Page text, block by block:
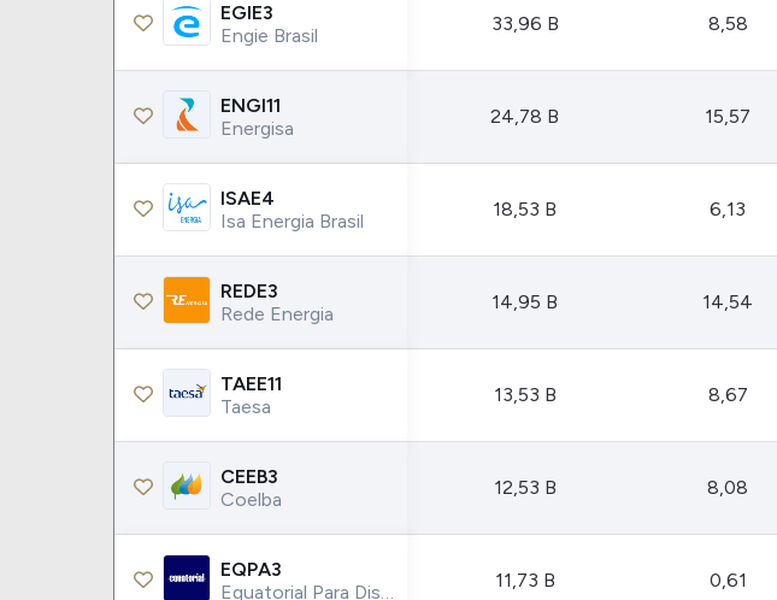
EGIE3
Engie Brasil
33,96 B 8,58
ENGI11
Energisa
24,78 B 15,57
ISAE4
Isa Energia Brasil
18,53 B 6,13
REDE3
Rede Energia
14,95 B 14,54
TAEE11
Taesa
13,53 B 8,67
CEEB3
Coelba
12,53 B 8,08
EQPA3
Equatorial Para Distribuidora De Energia S.a.
11,73 B 0,61